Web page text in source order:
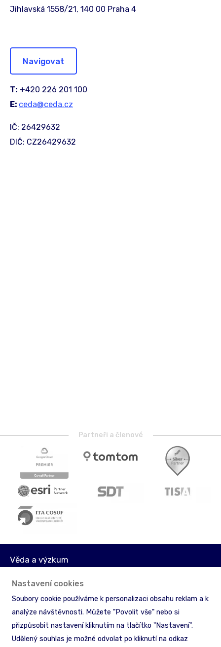
Jihlavská 1558/21, 140 00 Praha 4
Navigovat
T: +420 226 201 100
E: ceda@ceda.cz
IČ: 26429632
DIČ: CZ26429632
Partneři a členové
Věda a výzkum
Akcionáři
Licenční podmínky
Ochrana informací
Zpětný odběr & recyklace
Nastavení cookies
Soubory cookie používáme k personalizaci obsahu reklam a k
analýze návštěvnosti. Můžete "Povolit vše" nebo si
přizpůsobit nastavení kliknutím na tlačítko "Nastavení".
Udělený souhlas je možné odvolat po kliknutí na odkaz